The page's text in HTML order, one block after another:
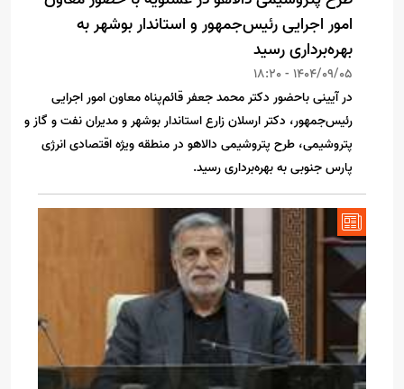
امور اجرایی رئیس‌جمهور و استاندار بوشهر به
بهره‌برداری رسید
1404/09/05 - 18:20
در آیینی باحضور دکتر محمد جعفر قائم‌پناه معاون امور اجرایی
رئیس‌جمهور، دکتر ارسلان زارع استاندار بوشهر و مدیران نفت و گاز و
پتروشیمی، طرح پتروشیمی دالاهو در منطقه ویژه اقتصادی انرژی
پارس جنوبی به بهره‌برداری رسید.